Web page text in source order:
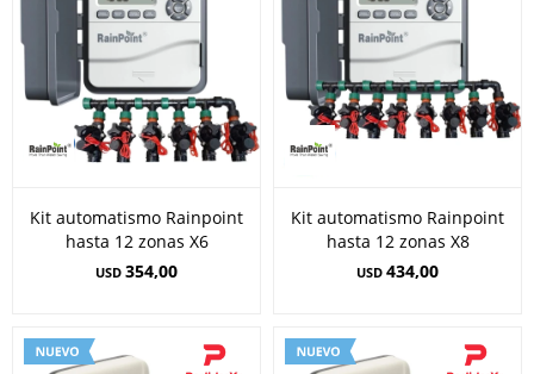
Kit automatismo Rainpoint
hasta 12 zonas X6
USD 354,00
Kit automatismo Rainpoint
hasta 12 zonas X8
USD 434,00